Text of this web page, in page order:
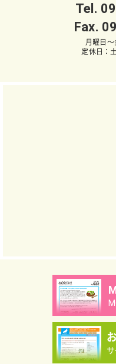
Tel.
Fax.
月曜日
定休日：